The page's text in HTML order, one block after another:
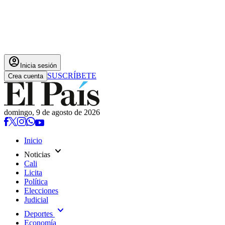
account_circle Inicia sesión
Crea cuenta SUSCRÍBETE
domingo, 9 de agosto de 2026
Inicio
Noticias expand_more
Cali
Licita
Política
Elecciones
Judicial
Deportes expand_more
Economía